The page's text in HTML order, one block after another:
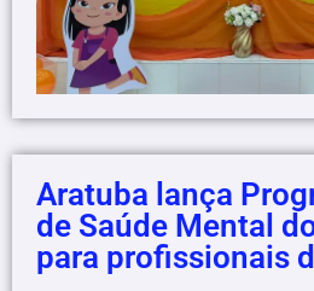
Aratuba lança
de Saúde Mental
para profissionais